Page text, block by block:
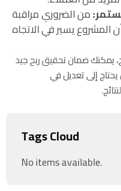
من الضروري مراقبة
المشروع يسير في الاتجاه
يمكنك ضمان تحقيق ربح جيد
إلى تعديل في
Tags Cloud
No items available.